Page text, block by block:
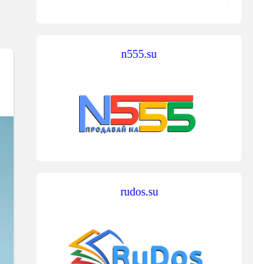
n555.su
rudos.su